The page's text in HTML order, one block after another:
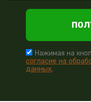
Нажимая на
согласие на
данных.